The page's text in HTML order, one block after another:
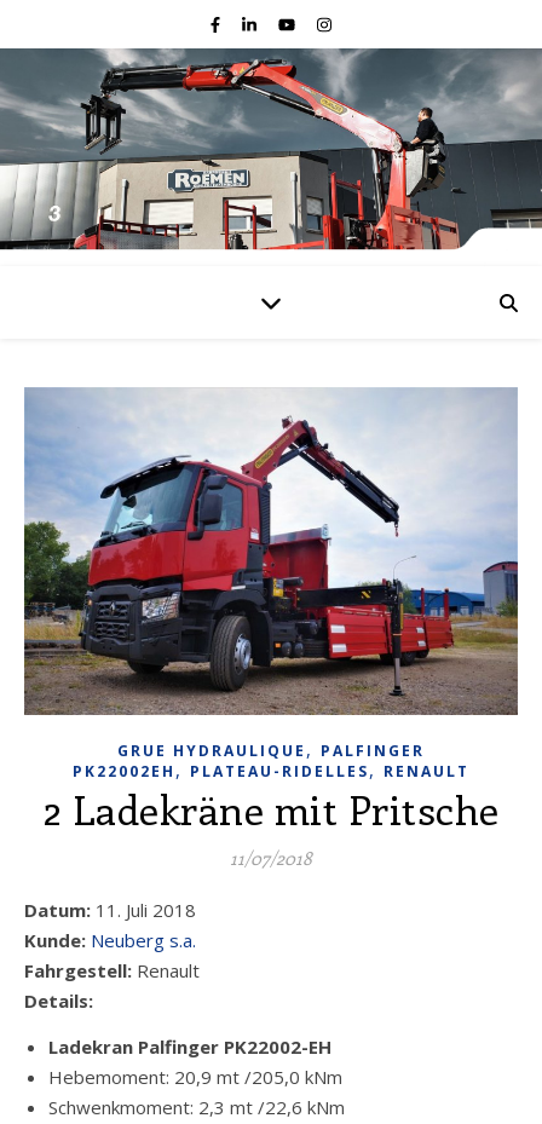
GRUE HYDRAULIQUE , PALFINGER
PK22002EH , PLATEAU-RIDELLES, RENAULT
2 Ladekräne mit Pritsche
11/07/2018
Datum: 11. Juli 2018
Kunde: Neuberg s.a.
Fahrgestell: Renault
Details:
Ladekran Palfinger PK22002-EH
Hebemoment: 20,9 mt /205,0 kNm
Schwenkmoment: 2,3 mt /22,6 kNm